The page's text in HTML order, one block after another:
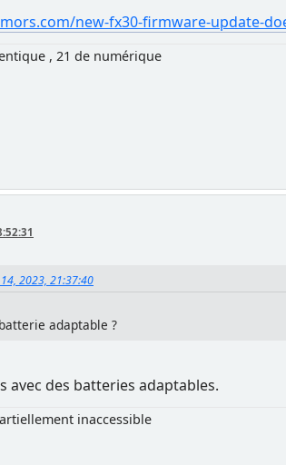
new-fx30-firmware-update-
, 21 de numérique
2023, 21:37:40
adaptable ?
avec des batteries adaptables.
inaccessible